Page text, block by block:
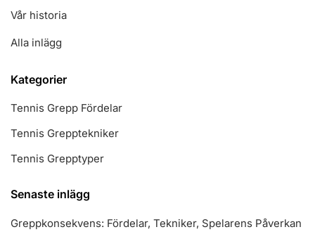
Vår historia
Alla inlägg
Kategorier
Tennis Grepp Fördelar
Tennis Grepptekniker
Tennis Grepptyper
Senaste inlägg
Greppkonsekvens: Fördelar, Tekniker, Spelarens Påverkan